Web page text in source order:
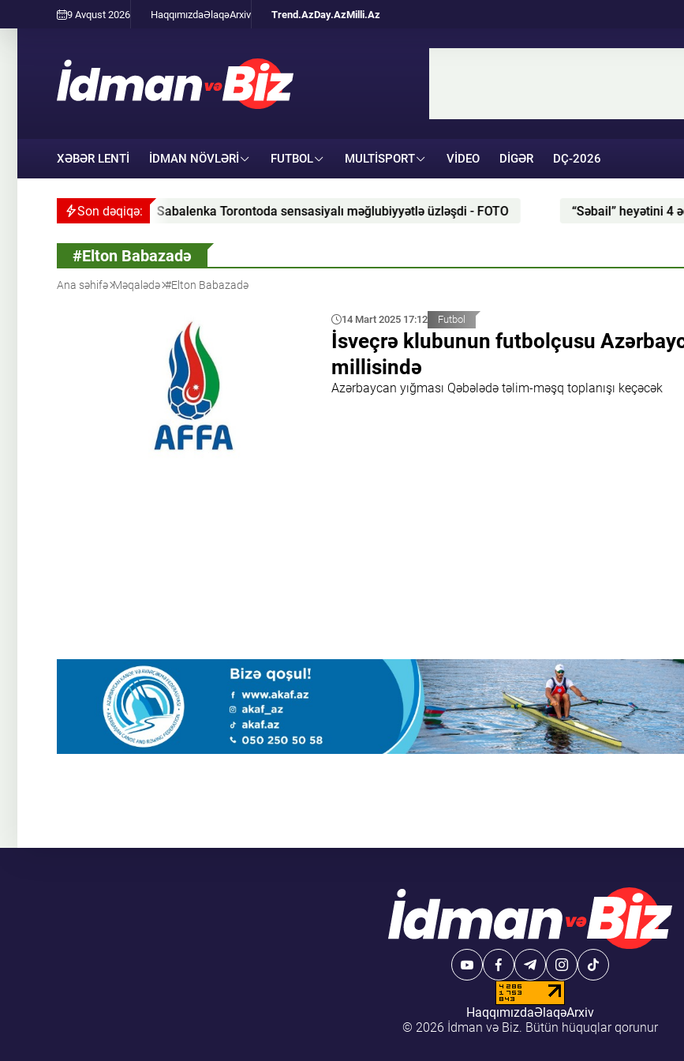
9 Avqust 2026 HaqqımızdaƏlaqəArxiv Trend.AzDay.AzMilli.Az
XƏBƏR LENTİ İDMAN NÖVLƏRI FUTBOL MULTISPORT VIDEO DIGƏR DÇ-2026
Son dəqiqə:Sabalenka Torontoda sensasiyalı məğlubiyyətlə üzləşdi - FOTO “Səbail” heyətini 4
#Elton Babazadə
Ana səhifə Məqalədə #Elton Babazadə
14 Mart 2025 17:12 Futbol
İsveçrə klubunun futbolçusu
millisində
Azərbaycan yığması Qəbələdə təlim-məşq toplanışı keçəcək
HaqqımızdaƏlaqəArxiv
© 2026 İdman və Biz. Bütün hüquqlar qorunur